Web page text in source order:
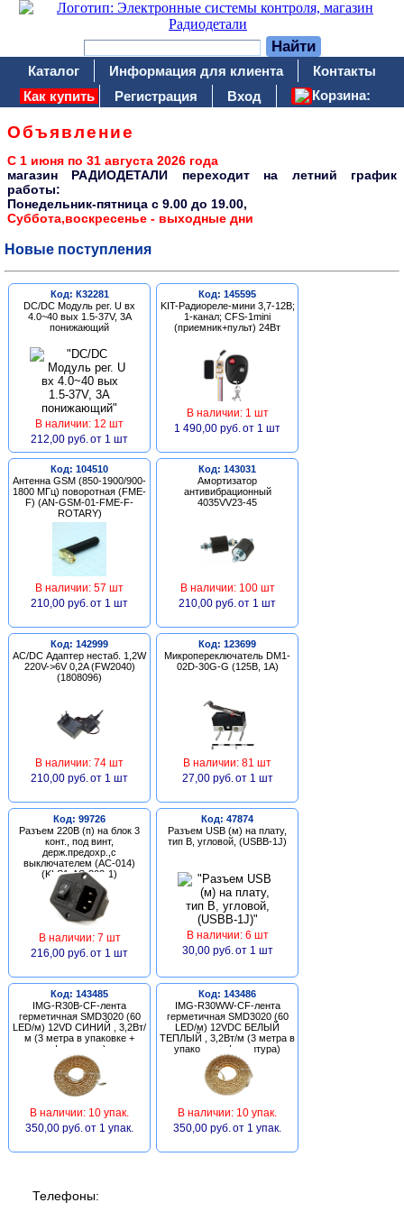
Каталог Информация для клиента
Контакты
Как купить
Регистрация Вход Корзина:
Объявление
С 1 июня по 31 августа 2026 года
магазин РАДИОДЕТАЛИ переходит на летний график
работы:
Понедельник-пятница c 9.00 до 19.00,
Суббота,воскресенье - выходные дни
Новые поступления
Код: К32281
DC/DC Модуль рег. U вх
4.0~40 вых 1.5-37V, 3A
понижающий
В наличии: 12 шт
212,00 руб. от 1 шт
Код: 145595
KIT-Радиореле-мини 3,7-12В;
1-канал; CFS-1mini
(приемник+пульт) 24Вт
В наличии: 1 шт
1 490,00 руб. от 1 шт
Код: 104510
Антенна GSM (850-1900/900-
1800 МГц) поворотная (FME-
F) (AN-GSM-01-FME-F-
ROTARY)
В наличии: 57 шт
210,00 руб. от 1 шт
Код: 143031
Амортизатор
антивибрационный
4035VV23-45
В наличии: 100 шт
210,00 руб. от 1 шт
Код: 142999
AC/DC Адаптер нестаб. 1,2W
220V->6V 0,2A (FW2040)
(1808096)
В наличии: 74 шт
210,00 руб. от 1 шт
Код: 123699
Микропереключатель DM1-
02D-30G-G (125В, 1А)
В наличии: 81 шт
27,00 руб. от 1 шт
Код: 99726
Разъем 220В (п) на блок 3
конт., под винт,
держ.предохр.,с
выключателем (AC-014)
(KLS1-AS-303-1)
В наличии: 7 шт
216,00 руб. от 1 шт
Код: 47874
Разъем USB (м) на плату,
тип В, угловой, (USBB-1J)
В наличии: 6 шт
30,00 руб. от 1 шт
Код: 143485
IMG-R30B-CF-лента
герметичная SMD3020 (60
LED/м) 12VD СИНИЙ , 3,2Вт/
м (3 метра в упаковке +
фурнитура)
В наличии: 10 упак.
350,00 руб. от 1 упак.
Код: 143486
IMG-R30WW-CF-лента
герметичная SMD3020 (60
LED/м) 12VDC БЕЛЫЙ
ТЕПЛЫЙ , 3,2Вт/м (3 метра в
упаковке + фурнитура)
В наличии: 10 упак.
350,00 руб. от 1 упак.
Телефоны: